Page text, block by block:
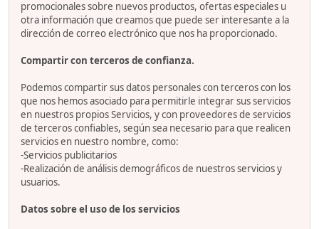
promocionales sobre nuevos productos, ofertas especiales u
otra información que creamos que puede ser interesante a la
dirección de correo electrónico que nos ha proporcionado.
Compartir con terceros de confianza.
Podemos compartir sus datos personales con terceros con los
que nos hemos asociado para permitirle integrar sus servicios
en nuestros propios Servicios, y con proveedores de servicios
de terceros confiables, según sea necesario para que realicen
servicios en nuestro nombre, como:
-Servicios publicitarios
-Realización de análisis demográficos de nuestros servicios y
usuarios.
Datos sobre el uso de los servicios